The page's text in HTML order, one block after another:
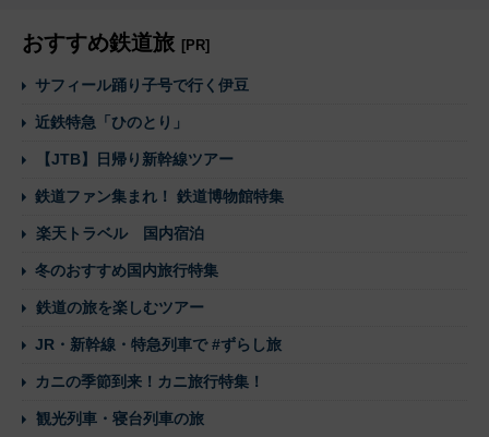
おすすめ鉄道旅 [PR]
サフィール踊り子号で行く伊豆
近鉄特急「ひのとり」
【JTB】日帰り新幹線ツアー
鉄道ファン集まれ！ 鉄道博物館特集
楽天トラベル 国内宿泊
冬のおすすめ国内旅行特集
鉄道の旅を楽しむツアー
JR・新幹線・特急列車で #ずらし旅
カニの季節到来！カニ旅行特集！
観光列車・寝台列車の旅